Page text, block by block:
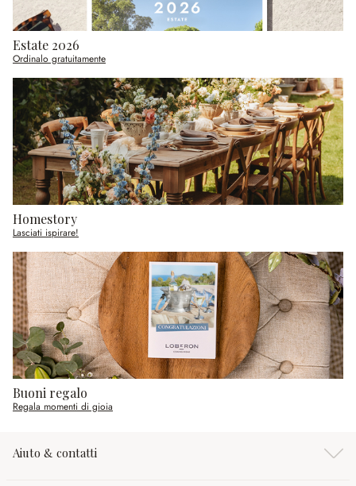
Estate 2026
Ordinalo gratuitamente
Homestory
Lasciati ispirare!
Buoni regalo
Regala momenti di gioia
Aiuto & contatti